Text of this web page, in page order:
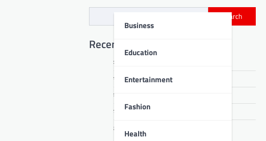
Business
Education
Entertainment
Fashion
Health
Search
Recent Posts
मतदान केंद्रों पर दो दिवसीय विशेष शिविर
उपायुक्त ने सुनीं 43 जनशिकायतें
तनावमुक्ति की सीख
डीपीएस बोकारो में सजा ज्ञान का महाकुंभ
80 मेधावी विद्यार्थियों को मिला माइलस्टोन अवॉर्ड